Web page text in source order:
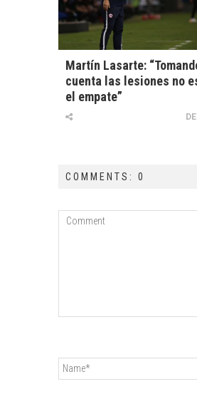
Martín Lasarte:
cuenta las lesiones no
el empate”
COMMENTS: 0